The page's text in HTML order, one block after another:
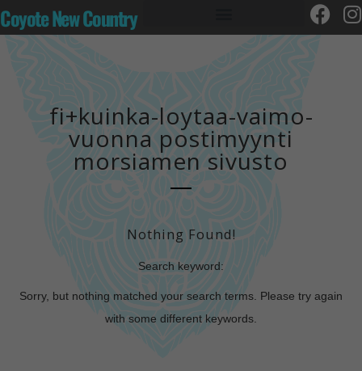
Coyote New Country
fi+kuinka-loytaa-vaimo-
vuonna postimyynti
morsiamen sivusto
Nothing Found!
Search keyword:
Sorry, but nothing matched your search terms. Please try again
with some different keywords.